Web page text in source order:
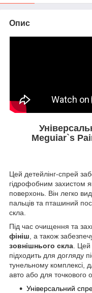
Опис
Meguiar`s
Цей детейлінг-спрей
гідрофобним захистом
поверхонь. Він легко
пальців та пташиний
скла.
Під час очищення та
фініш , а також
зовнішнього скла .
підходить для догляду
тунельному комплексі,
авто або для точкового
Універсальний